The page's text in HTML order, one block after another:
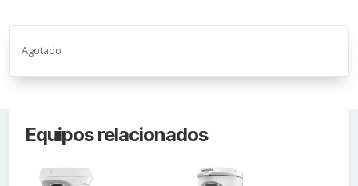
Agotado
Equipos relacionados